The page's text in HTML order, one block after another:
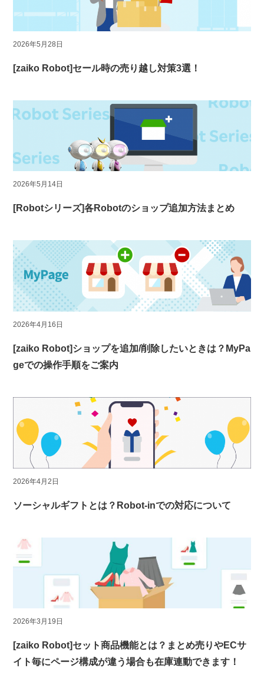
2026年5月28日
[zaiko Robot]セール時の売り越し対策3選！
2026年5月14日
[Robotシリーズ]各Robotのショップ追加方法まとめ
2026年4月16日
[zaiko Robot]ショップを追加/削除したいときは？MyPa
geでの操作手順をご案内
2026年4月2日
ソーシャルギフトとは？Robot-inでの対応について
2026年3月19日
[zaiko Robot]セット商品機能とは？まとめ売りやECサ
イト毎にページ構成が違う場合も在庫連動できます！